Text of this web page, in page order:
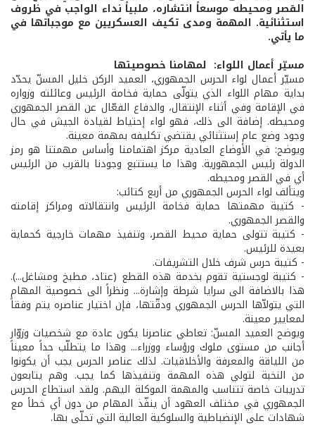
القصر ومحيطه موسعاً انتشاره، ملبياً نداء الواجب في ظروف
استثنائية. المهمة ومدى تكيف العسكريين مع موجباتها في
ما يأتي.
مسيّر أعمال اللواء: لمهامنا خصوصيتها
مسيّر أعمال لواء الحرس الجمهوري، العميد الركن خليل المسنّ يحدّد
بداية مهام اللواء الذي يتولّى حماية فخامة الرئيس وعائلته وزواره
في الإقامة وفي أثناء الإنتقال، والدفاع الفعّال عن القصر الجمهوري
ومحيطه. إضافة الى ذلك، فهو لواء إحتياط لقيادة الجيش في حال
وجود وضع عام إستثنائي يقتضي تكليفه بمهمة معينة.
ويوضح: في الأوضاع العادية مركز اهتمامنا وأساس مهمتنا هو رمز
الدولة رئيس الجمهورية. وهذا ما يستتبع وجودنا بالقرب من الرئيس
أي في القصر ومحيطه.
ويتألف لواء الحرس الجمهوري من أربع كتائب:
- كتيبة مهمتها حماية فخامة الرئيس وانتقالاته ومراكز إقامته
والقصر الجمهوري.
- كتيبة تتولى حماية محيط القصر، وتنفيذ مهمات خارجية كحماية
بعيدة للرئيس.
- كتيبة حرس شرف خلال التشريفات.
- كتيبة لوجستية تقوم بخدمة هذه القطع (عتاد، مطبخ ومشاغل...).
هذا بالاضافة الى سرايا شرطة وإشارة... ونظراً الى خصوصية المهام
التي يتولاّها الحرس الجمهوري ودقّتها، فإن اختيار عناصره يتم وفقاً
لمعايير معينة.
ويوضح العميد المسنّ: تعاطي عناصرنا يكون عادة مع شخصيات وزوّار
أجانب من مستوى ملوك ورؤساء ووزراء... وهذا ما يتطلّب حداً معيناً
من اللياقة والمعرفة والأخلاقيات. لذلك عناصر الحرس يجب أن يكونوا
من النخبة لتولي هذه المهمة وتنفيذها كما يجب. وهم يتابعون
تدريبات خاصة تتناسب والمهمة الموكلة اليهم. ولقد استطاع الحرس
الجمهوري في مختلف العهود أن ينفّذ المهام من دون أي خطأ مع
شهادات على الإنضباطية والسلوكية العالية التي تحلّى بها.